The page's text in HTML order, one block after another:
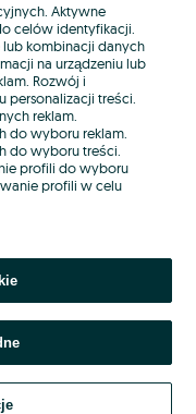
wskazanych powyżej,
aktualnym brzmieniu.
Aktywne
celów identyfikacji.
kombinacji danych
na urządzeniu lub
Rozwój i
personalizacji treści.
reklam.
do wyboru reklam.
do wyboru treści.
profili do wyboru
profili w celu